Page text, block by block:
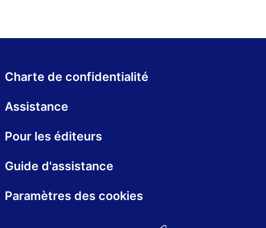
Charte de confidentialité
Assistance
Pour les éditeurs
Guide d'assistance
Paramètres des cookies